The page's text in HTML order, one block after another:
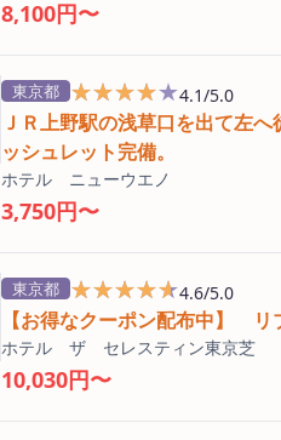
8,100円〜
東京都 ★★★★★
★★★★★4.1/5.0
ＪＲ上野駅の浅草口を出て左
ッシュレット完備。
ホテル ニューウエノ
3,750円〜
東京都 ★★★★★
★★★★★4.6/5.0
【お得なクーポン配布中】
ホテル ザ セレスティン東京芝
10,030円〜